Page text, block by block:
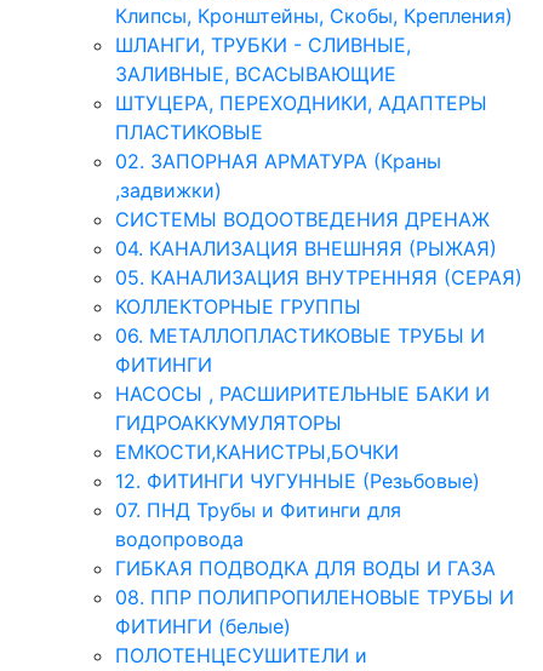
Клипсы, Кронштейны, Скобы, Крепления)
ШЛАНГИ, ТРУБКИ - СЛИВНЫЕ,
ЗАЛИВНЫЕ, ВСАСЫВАЮЩИЕ
ШТУЦЕРА, ПЕРЕХОДНИКИ, АДАПТЕРЫ
ПЛАСТИКОВЫЕ
02. ЗАПОРНАЯ АРМАТУРА (Краны
,задвижки)
СИСТЕМЫ ВОДООТВЕДЕНИЯ ДРЕНАЖ
04. КАНАЛИЗАЦИЯ ВНЕШНЯЯ (РЫЖАЯ)
05. КАНАЛИЗАЦИЯ ВНУТРЕННЯЯ (СЕРАЯ)
КОЛЛЕКТОРНЫЕ ГРУППЫ
06. МЕТАЛЛОПЛАСТИКОВЫЕ ТРУБЫ И
ФИТИНГИ
НАСОСЫ , РАСШИРИТЕЛЬНЫЕ БАКИ И
ГИДРОАККУМУЛЯТОРЫ
ЕМКОСТИ,КАНИСТРЫ,БОЧКИ
12. ФИТИНГИ ЧУГУННЫЕ (Резьбовые)
07. ПНД Трубы и Фитинги для
водопровода
ГИБКАЯ ПОДВОДКА ДЛЯ ВОДЫ И ГАЗА
08. ППР ПОЛИПРОПИЛЕНОВЫЕ ТРУБЫ И
ФИТИНГИ (белые)
ПОЛОТЕНЦЕСУШИТЕЛИ и